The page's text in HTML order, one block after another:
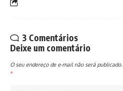
3 Comentários
Deixe um comentário
O seu endereço de e-mail não será publicado.
*